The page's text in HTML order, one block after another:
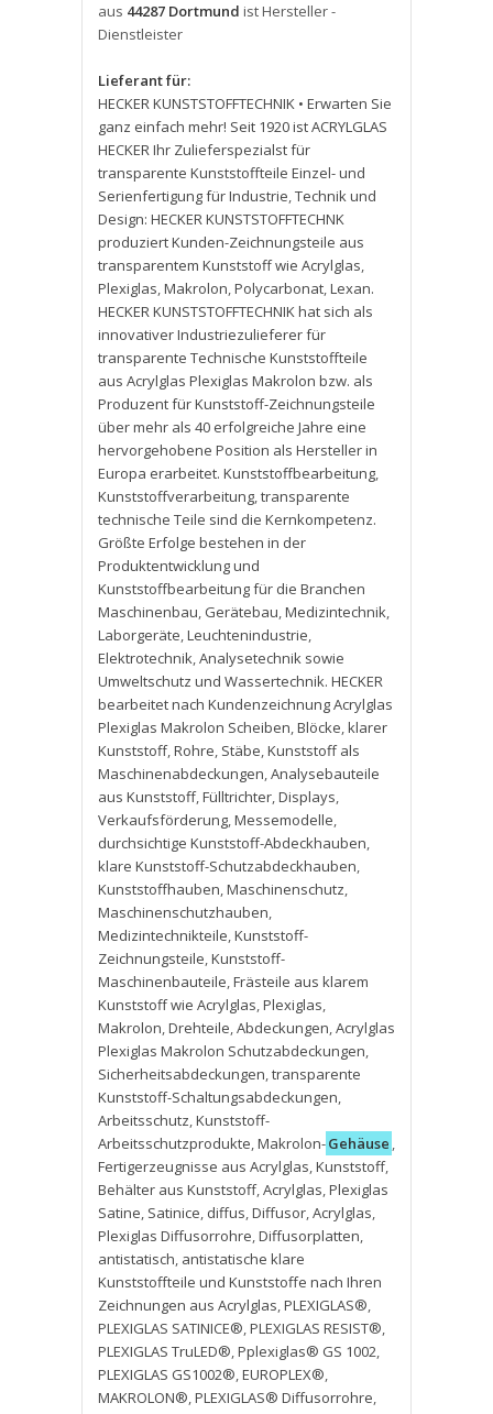
aus 44287 Dortmund ist Hersteller -
Dienstleister
Lieferant für:
HECKER KUNSTSTOFFTECHNIK • Erwarten Sie
ganz einfach mehr! Seit 1920 ist ACRYLGLAS
HECKER Ihr Zulieferspezialst für
transparente Kunststoffteile Einzel- und
Serienfertigung für Industrie,Technik und
Design: HECKER KUNSTSTOFFTECHNK
produziert Kunden-Zeichnungsteile aus
transparentem Kunststoff wie Acrylglas,
Plexiglas,Makrolon,Polycarbonat,Lexan.
HECKER KUNSTSTOFFTECHNIK hat sich als
innovativer Industriezulieferer für
transparente Technische Kunststoffteile
aus Acrylglas Plexiglas Makrolon bzw. als
Produzent für Kunststoff-Zeichnungsteile
über mehr als 40 erfolgreiche Jahre eine
hervorgehobene Position als Hersteller in
Europa erarbeitet. Kunststoffbearbeitung,
Kunststoffverarbeitung,transparente
technische Teile sind die Kernkompetenz.
Größte Erfolge bestehen in der
Produktentwicklung und
Kunststoffbearbeitung für die Branchen
Maschinenbau, Gerätebau,Medizintechnik,
Laborgeräte,Leuchtenindustrie,
Elektrotechnik,Analysetechnik sowie
Umweltschutz und Wassertechnik. HECKER
bearbeitet nach Kundenzeichnung Acrylglas
Plexiglas Makrolon Scheiben,Blöcke,klarer
Kunststoff,Rohre, Stäbe,Kunststoff als
Maschinenabdeckungen,Analysebauteile
aus Kunststoff,Fülltrichter,Displays,
Verkaufsförderung,Messemodelle,
durchsichtige Kunststoff-Abdeckhauben,
klare Kunststoff-Schutzabdeckhauben,
Kunststoffhauben,Maschinenschutz,
Maschinenschutzhauben,
Medizintechnikteile,Kunststoff-
Zeichnungsteile,Kunststoff-
Maschinenbauteile,Frästeile aus klarem
Kunststoff wie Acrylglas,Plexiglas,
Makrolon,Drehteile,Abdeckungen,Acrylglas
Plexiglas Makrolon Schutzabdeckungen,
Sicherheitsabdeckungen,transparente
Kunststoff-Schaltungsabdeckungen,
Arbeitsschutz,Kunststoff-
Arbeitsschutzprodukte,Makrolon-Gehäuse ,
Fertigerzeugnisse aus Acrylglas,Kunststoff,
Behälter aus Kunststoff,Acrylglas,Plexiglas
Satine, Satinice, diffus,Diffusor,Acrylglas,
Plexiglas Diffusorrohre,Diffusorplatten,
antistatisch, antistatische klare
Kunststoffteile und Kunststoffe nach Ihren
Zeichnungen aus Acrylglas,PLEXIGLAS®,
PLEXIGLAS SATINICE®,PLEXIGLAS RESIST®,
PLEXIGLAS TruLED®,Pplexiglas® GS 1002,
PLEXIGLAS GS1002®,EUROPLEX®,
MAKROLON®,PLEXIGLAS® Diffusorrohre,